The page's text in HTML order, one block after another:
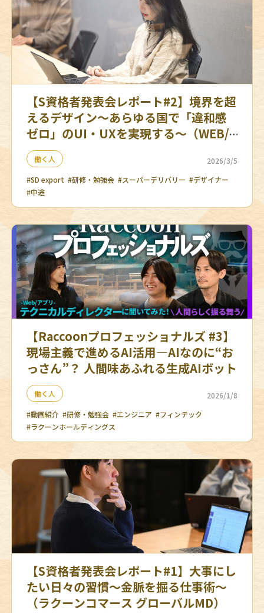
【S資格者発表会レポート#2】境界を超
えるデザイン～あらゆる国で「違和感
ゼロ」のUI・UXを実現する～（WEB/
グラフィックデザイナー デザイン第2チ
ームリーダー SD exportデザインディ
レクター）
働く人
2026/3/5
#SD export #研修・勉強会 #スーパーデリバリー #デザイナー
#中途
【Raccoonプロフェッショナルズ #3】
現場主義で進めるAI活用—AIなのに“お
っさん”？ 人間味あふれる生成AIボット
働く人
2026/1/8
#動画紹介 #研修・勉強会 #エンジニア #フィンテック
#ラクーンホールディングス
【S資格者発表会レポート#1】大事にし
たい日々の習慣～金脈を掘る仕事術～
（ラクーンコマース グローバルMD）